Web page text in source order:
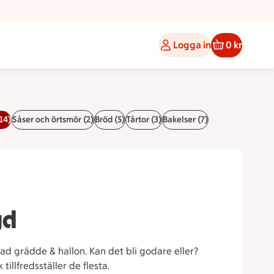
Logga in 0 kr
Såser och örtsmör (2)Bröd (5)Tårtor (3)Bakelser (7)
grädde & hallon. Kan det bli godare eller?
tillfredsställer de flesta.